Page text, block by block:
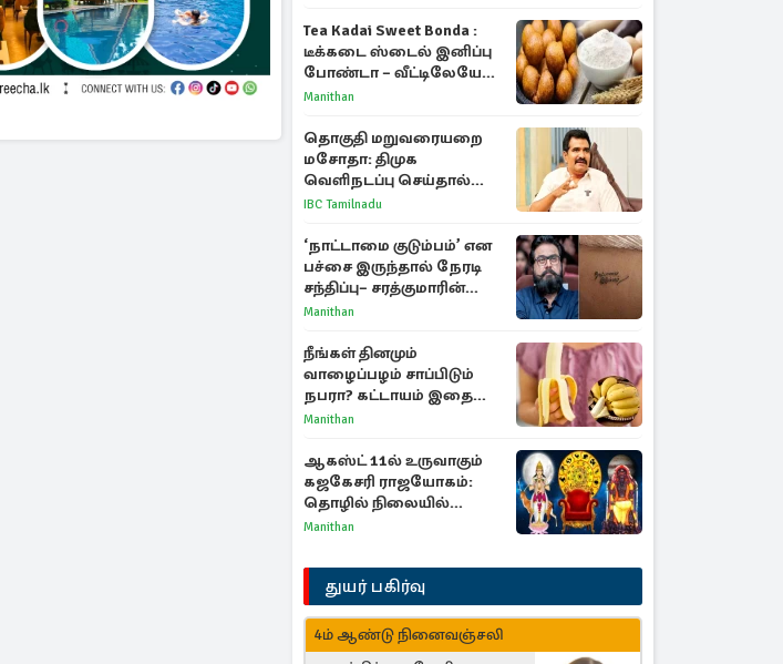
Tea Kadai Sweet Bonda :
டீக்கடை ஸ்டைல் இனிப்பு
போண்டா – வீட்டிலேயே
செய்வது எப்படி?
Manithan
தொகுதி மறுவரையறை
மசோதா: திமுக
வெளிநடப்பு செய்தால்
ஆதரவாகவே கருதப்படும்
IBC Tamilnadu
‘நாட்டாமை குடும்பம்’ என
பச்சை இருந்தால் நேரடி
சந்திப்பு– சரத்குமாரின்
புதிய யோசனை
Manithan
நீங்கள் தினமும்
வாழைப்பழம் சாப்பிடும்
நபரா? கட்டாயம் இதை
தெரிந்து கொள்ளுங்கள்
Manithan
ஆகஸ்ட் 11ல் உருவாகும்
கஜகேசரி ராஜயோகம்:
தொழில் நிலையில்
அதிர்ஷ்டம் பெறும் 3
Manithan
துயர் பகிர்வு
4ம் ஆண்டு நினைவஞ்சலி